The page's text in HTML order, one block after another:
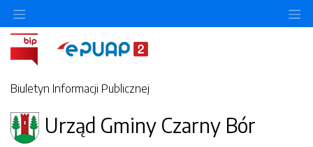
Biuletyn Informacji Publicznej
Urząd Gminy Czarny Bór